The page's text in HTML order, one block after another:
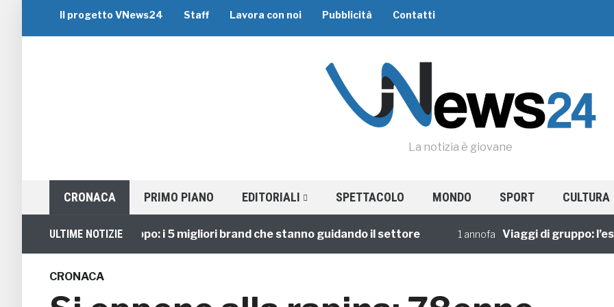
Il progetto VNews24 Staff Lavora con noi Pubblicità Contatti
La notizia è giovane
CRONACA PRIMO PIANO EDITORIALI SPETTACOLO MONDO SPORT CULTURA
ULTIME NOTIZIE
Viaggi di Gruppo: i 5 migliori brand che stanno guidando il settore 1 annofa Viaggi di gruppo:
CRONACA